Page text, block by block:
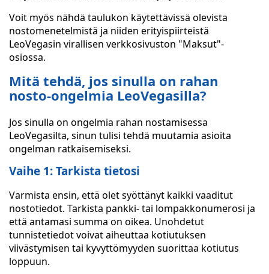
Voit myös nähdä taulukon käytettävissä olevista
nostomenetelmistä ja niiden erityispiirteistä
LeoVegasin virallisen verkkosivuston "Maksut"-
osiossa.
Mitä tehdä, jos sinulla on rahan
nosto-ongelmia LeoVegasilla?
Jos sinulla on ongelmia rahan nostamisessa
LeoVegasilta, sinun tulisi tehdä muutamia asioita
ongelman ratkaisemiseksi.
Vaihe 1: Tarkista tietosi
Varmista ensin, että olet syöttänyt kaikki vaaditut
nostotiedot. Tarkista pankki- tai lompakkonumerosi ja
että antamasi summa on oikea. Unohdetut
tunnistetiedot voivat aiheuttaa kotiutuksen
viivästymisen tai kyvyttömyyden suorittaa kotiutus
loppuun.